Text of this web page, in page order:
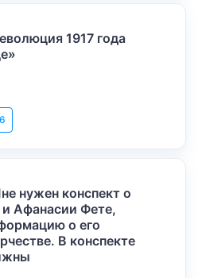
1917 года
нужен конспект о
Афанасии Фете,
о его
В конспекте